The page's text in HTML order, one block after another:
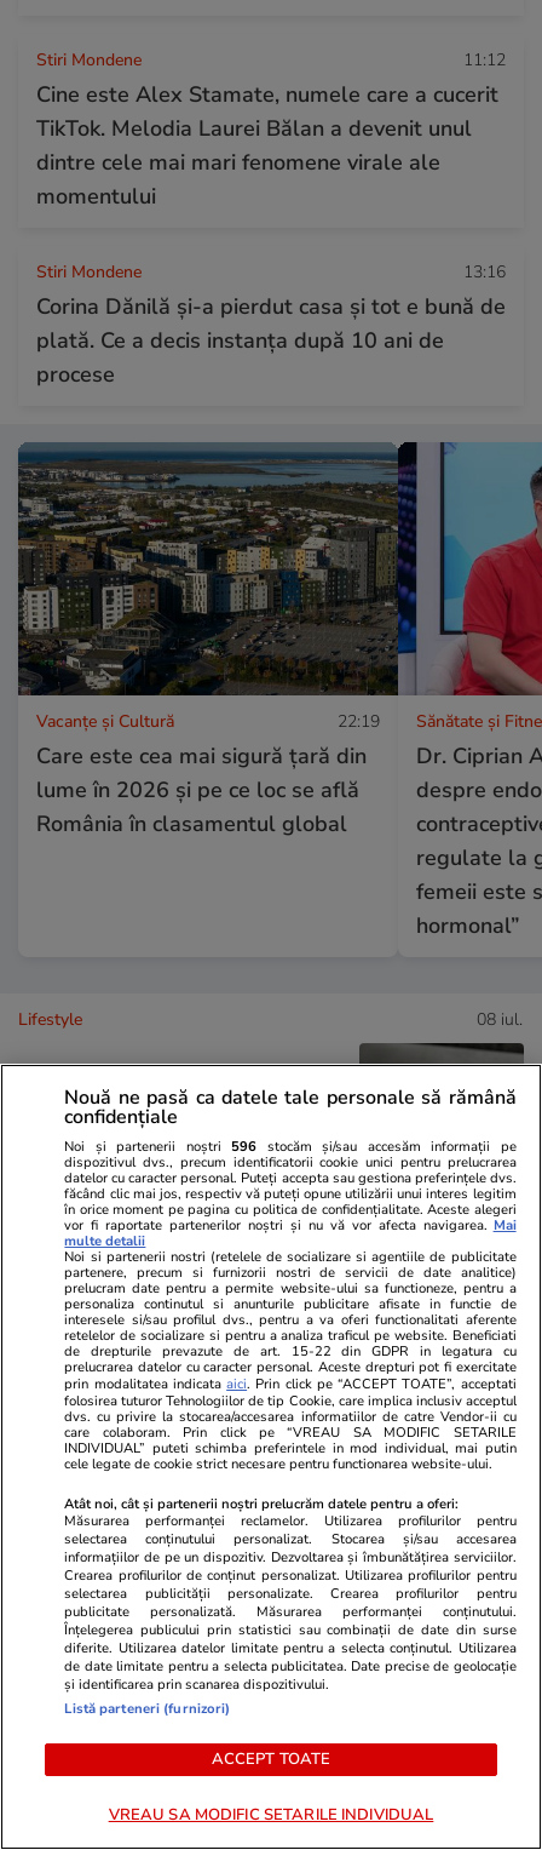
Stiri Mondene 11:12
Cine este Alex Stamate, numele care a cucerit
TikTok. Melodia Laurei Bălan a devenit unul
dintre cele mai mari fenomene virale ale
momentului
Stiri Mondene 13:16
Corina Dănilă și-a pierdut casa și tot e bună de
plată. Ce a decis instanța după 10 ani de
procese
Vacanțe și Cultură 22:19
Care este cea mai sigură țară din
lume în 2026 și pe ce loc se află
România în clasamentul global
Sănătate și
Dr. Ciprian
despre
regulate la
femeii este
hormonal”
Lifestyle 08 iul.
Ce este oțetul de orez și în ce
preparate se folosește
Vacanțe și Cultură 07 iul.
De ce să fotografiezi bagajul
înainte de a pleca în vacanță
Vacanțe și Cultură 13 iun.
Ce să iei cu tine în vacanță: lista
completă de lucruri esențiale
Tehnologie 17 iun.
Nouă ne pasă ca datele tale personale să rămână
confidențiale
Noi și partenerii noștri 596 stocăm și/sau accesăm informații pe
dispozitivul dvs., precum identificatorii cookie unici pentru prelucrarea
datelor cu caracter personal. Puteți accepta sau gestiona preferințele dvs.
făcând clic mai jos, respectiv vă puteți opune utilizării unui interes legitim
în orice moment pe pagina cu politica de confidențialitate. Aceste alegeri
vor fi raportate partenerilor noștri și nu vă vor afecta navigarea. Mai
multe detalii
Noi si partenerii nostri (retelele de socializare si agentiile de publicitate
partenere, precum si furnizorii nostri de servicii de date analitice)
prelucram date pentru a permite website-ului sa functioneze, pentru a
personaliza continutul si anunturile publicitare afisate in functie de
interesele si/sau profilul dvs., pentru a va oferi functionalitati aferente
retelelor de socializare si pentru a analiza traficul pe website. Beneficiati
de drepturile prevazute de art. 15-22 din GDPR in legatura cu
prelucrarea datelor cu caracter personal. Aceste drepturi pot fi exercitate
prin modalitatea indicataaici. Prin click pe “ACCEPT TOATE”, acceptati
folosirea tuturor Tehnologiilor de tip Cookie, care implica inclusiv acceptul
dvs. cu privire la stocarea/accesarea informatiilor de catre Vendor-ii cu
care colaboram. Prin click pe “VREAU SA MODIFIC SETARILE
INDIVIDUAL” puteti schimba preferintele in mod individual, mai putin
cele legate de cookie strict necesare pentru functionarea website-ului.
Atât noi, cât și partenerii noștri prelucrăm datele pentru a oferi:
Măsurarea performanței reclamelor. Utilizarea profilurilor pentru
selectarea conținutului personalizat. Stocarea și/sau accesarea
informațiilor de pe un dispozitiv. Dezvoltarea și îmbunătățirea serviciilor.
Crearea profilurilor de conținut personalizat. Utilizarea profilurilor pentru
selectarea publicității personalizate. Crearea profilurilor pentru
publicitate personalizată. Măsurarea performanței conținutului.
Înțelegerea publicului prin statistici sau combinații de date din surse
diferite. Utilizarea datelor limitate pentru a selecta conținutul. Utilizarea
de date limitate pentru a selecta publicitatea. Date precise de geolocație
și identificarea prin scanarea dispozitivului.
Listă parteneri (furnizori)
ACCEPT TOATE
VREAU SA MODIFIC SETARILE INDIVIDUAL